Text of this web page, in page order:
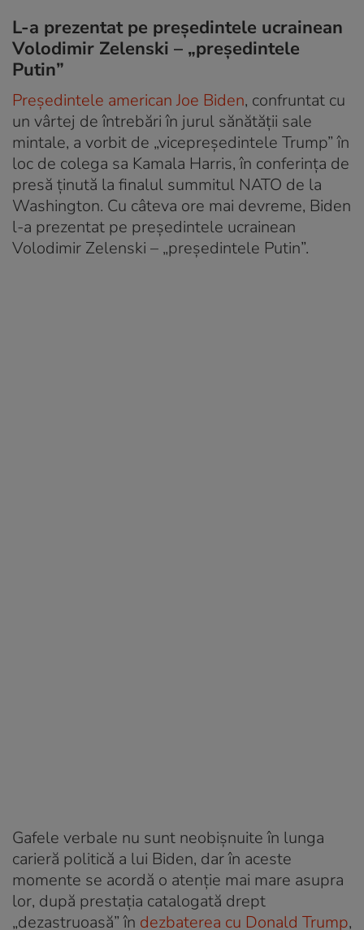
L-a prezentat pe preşedintele ucrainean
Volodimir Zelenski – „preşedintele
Putin”
Preşedintele american Joe Biden, confruntat cu
un vârtej de întrebări în jurul sănătății sale
mintale, a vorbit de „vicepreşedintele Trump” în
loc de colega sa Kamala Harris, în conferința de
presă ținută la finalul summitul NATO de la
Washington. Cu câteva ore mai devreme, Biden
l-a prezentat pe preşedintele ucrainean
Volodimir Zelenski – „preşedintele Putin”.
Gafele verbale nu sunt neobișnuite în lunga
carieră politică a lui Biden, dar în aceste
momente se acordă o atenție mai mare asupra
lor, după prestația catalogată drept
„dezastruoasă” în dezbaterea cu Donald Trump,